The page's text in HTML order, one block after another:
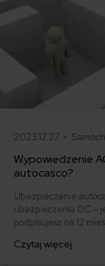
2023.12.27 •
Wypowiedzenie
autocasco?
Ubezpieczenie
ubezpieczenia OC –
podpisujesz na 12
ofertę lub
Czytaj więcej